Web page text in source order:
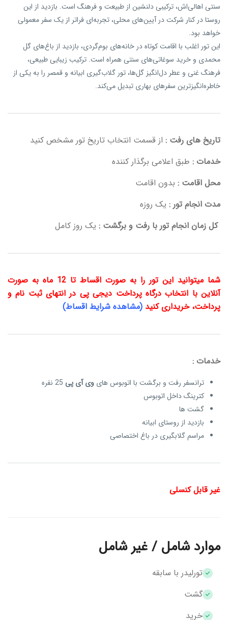
سنتی اهالی‌اش، ترکیبی دلنشین از طبیعت و فرهنگ است. بازدید از این
روستا در کنار شرکت در آیین‌های محلی، تجربه‌ای فراتر از یک سفر معمولی
خواهد بود.
این تور اغلب با اقامت کوتاه در خانه‌های بوم‌گردی، بازدید از باغ‌های گل
محمدی و خرید سوغاتی‌های سنتی همراه است. ترکیب زیبایی طبیعی،
فرهنگ غنی و عطر دل‌انگیز گل‌ها، تور گلاب‌گیری ابیانه و قمصر را به یکی از
خاطره‌انگیزترین سفرهای بهاری تبدیل می‌کند.
تاریخ های رفت : از قسمت انتخاب تاریخ تور مشخص کنید
خدمات : طبق اعلامی برگذار کننده
محل اقامت : بدون اقامت
مدت انجام تور : یک روزه
کل زمان انجام تور با رفت و برگشت : یک روز کامل
شما میتوانید این تور را به صورت اقساط تا 12 ماه به صورت
آنلاین با انتخاب درگاه پرداخت دیجی پی در انتهای ثبت نام و
پرداخت، خریداری کنید (مشاهده شرایط اقساط)
خدمات :
ترانسفر رفت و برگشت با اتوبوس های وی آی پی
کترینگ داخل اتوبوس
گشت ها
بازدید از روستای ابیانه
مراسم گلابگیری در باغ اختصاصی
غیر قابل کنسلی
موارد شامل / غیر شامل
تورلیدر با سابقه
گشت
خرید